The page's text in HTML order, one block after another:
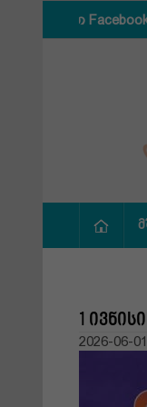
Facebook
1
2026-06-01